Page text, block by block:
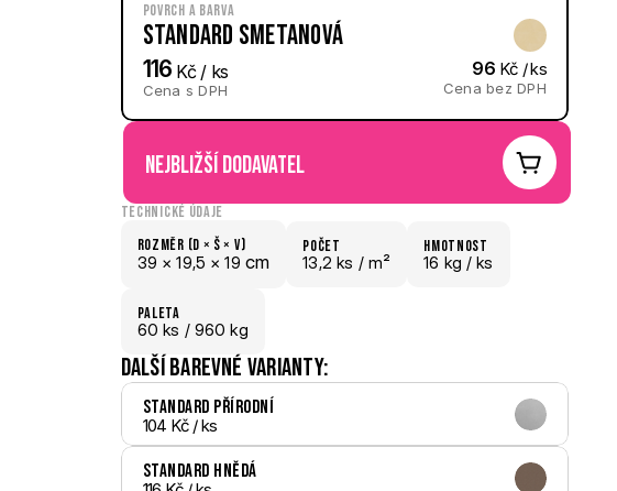
Povrch a barva
Standard Smetanová
116 Kč / ks
Cena s DPH
96 Kč / ks
Cena bez DPH
nejbližší dodavatel
Technické údaje
Rozměr (D × š × V)
39 × 19,5 × 19 cm
počet
13,2 ks / m²
hmotnost
16 kg / ks
paletA
60 ks / 960 kg
Další barevné varianty:
Standard Přírodní
104 Kč / ks
Standard Hnědá